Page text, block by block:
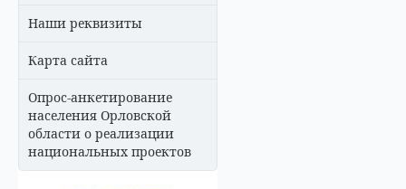
Наши реквизиты
Карта сайта
Опрос-анкетирование
населения Орловской
области о реализации
национальных проектов